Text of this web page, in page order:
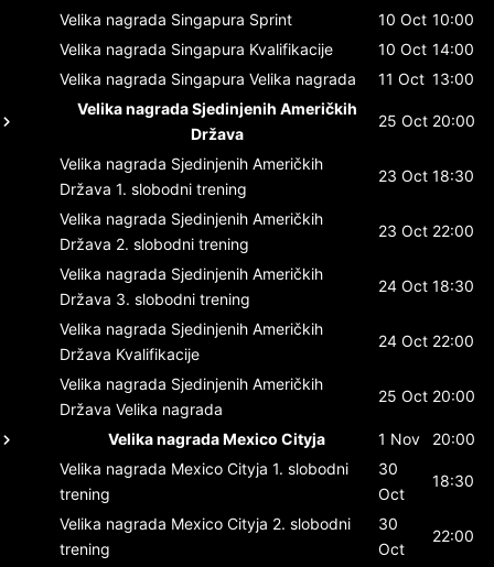
Velika nagrada Singapura Sprint 10 Oct 10:00
Velika nagrada Singapura Kvalifikacije 10 Oct 14:00
Velika nagrada Singapura Velika nagrada 11 Oct 13:00
Velika nagrada Sjedinjenih Američkih
Država
25 Oct 20:00
Velika nagrada Sjedinjenih Američkih
Država 1. slobodni trening
23 Oct 18:30
Velika nagrada Sjedinjenih Američkih
Država 2. slobodni trening
23 Oct 22:00
Velika nagrada Sjedinjenih Američkih
Država 3. slobodni trening
24 Oct 18:30
Velika nagrada Sjedinjenih Američkih
Država Kvalifikacije
24 Oct 22:00
Velika nagrada Sjedinjenih Američkih
Država Velika nagrada
25 Oct 20:00
Velika nagrada Mexico Cityja 1 Nov
20:00
Velika nagrada Mexico Cityja 1. slobodni
trening
30
Oct
18:30
Velika nagrada Mexico Cityja 2. slobodni
trening
30
Oct
22:00